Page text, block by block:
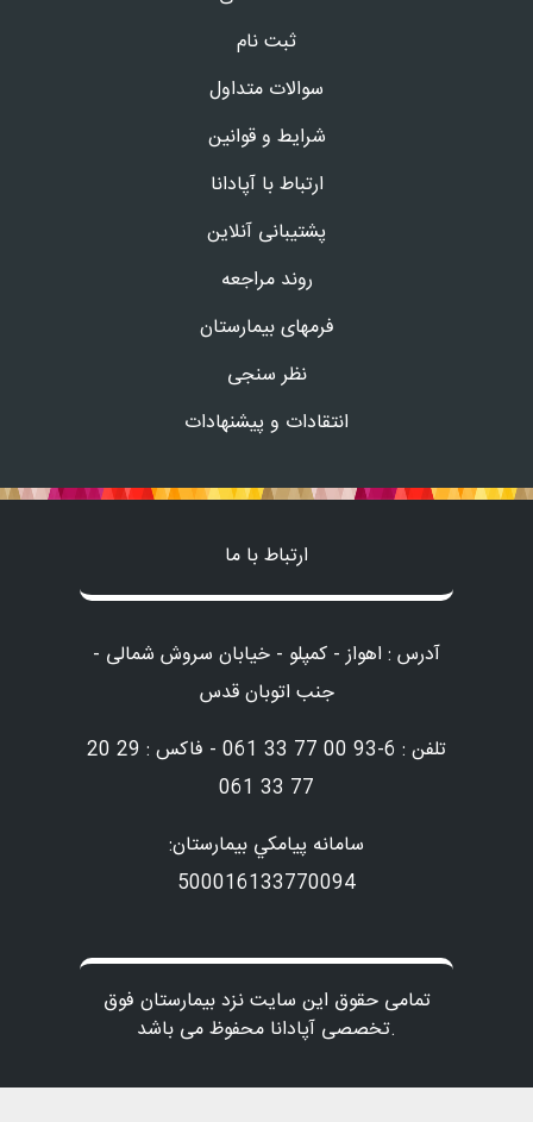
ثبت نام
سوالات متداول
شرایط و قوانین
ارتباط با آپادانا
پشتیبانی آنلاین
روند مراجعه
فرمهای بیمارستان
نظر سنجی
انتقادات و پیشنهادات
ارتباط با ما
آدرس : اهواز - کمپلو - خیابان سروش شمالی -
جنب اتوبان قدس
تلفن : 6-93 00 77 33 061 - فاکس : 29 20
77 33 061
سامانه پيامكي بيمارستان:
500016133770094
تمامی حقوق این سایت نزد بیمارستان فوق
تخصصی آپادانا محفوظ می باشد.